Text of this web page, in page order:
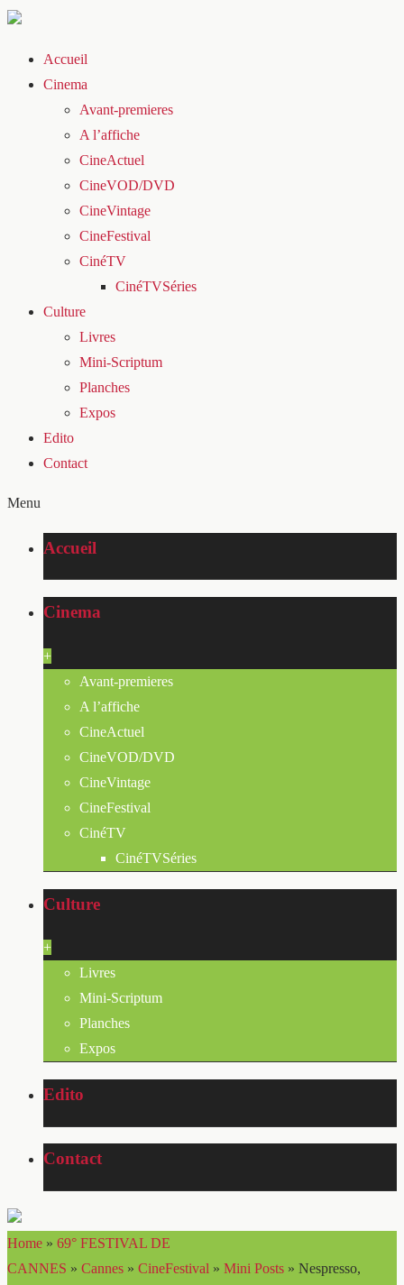
Accueil
Cinema
Avant-premieres
A l’affiche
CineActuel
CineVOD/DVD
CineVintage
CineFestival
CinéTV
CinéTVSéries
Culture
Livres
Mini-Scriptum
Planches
Expos
Edito
Contact
Menu
Accueil
Cinema
+
Avant-premieres
A l’affiche
CineActuel
CineVOD/DVD
CineVintage
CineFestival
CinéTV
CinéTVSéries
Culture
+
Livres
Mini-Scriptum
Planches
Expos
Edito
Contact
Home » 69° FESTIVAL DE
CANNES » Cannes » CineFestival » Mini Posts » Nespresso,